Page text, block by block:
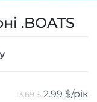
.BOATS
13.69 $ 2.99 $/рік